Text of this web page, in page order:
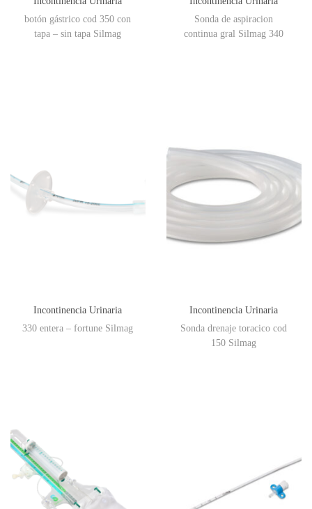
botón gástrico cod 350 con
tapa – sin tapa Silmag
Sonda de aspiracion
continua gral Silmag 340
Incontinencia Urinaria
330 entera – fortune Silmag
Incontinencia Urinaria
Sonda drenaje toracico cod
150 Silmag